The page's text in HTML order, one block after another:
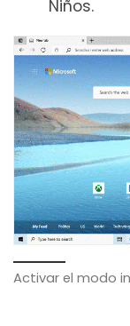
Niños.
Activar el modo